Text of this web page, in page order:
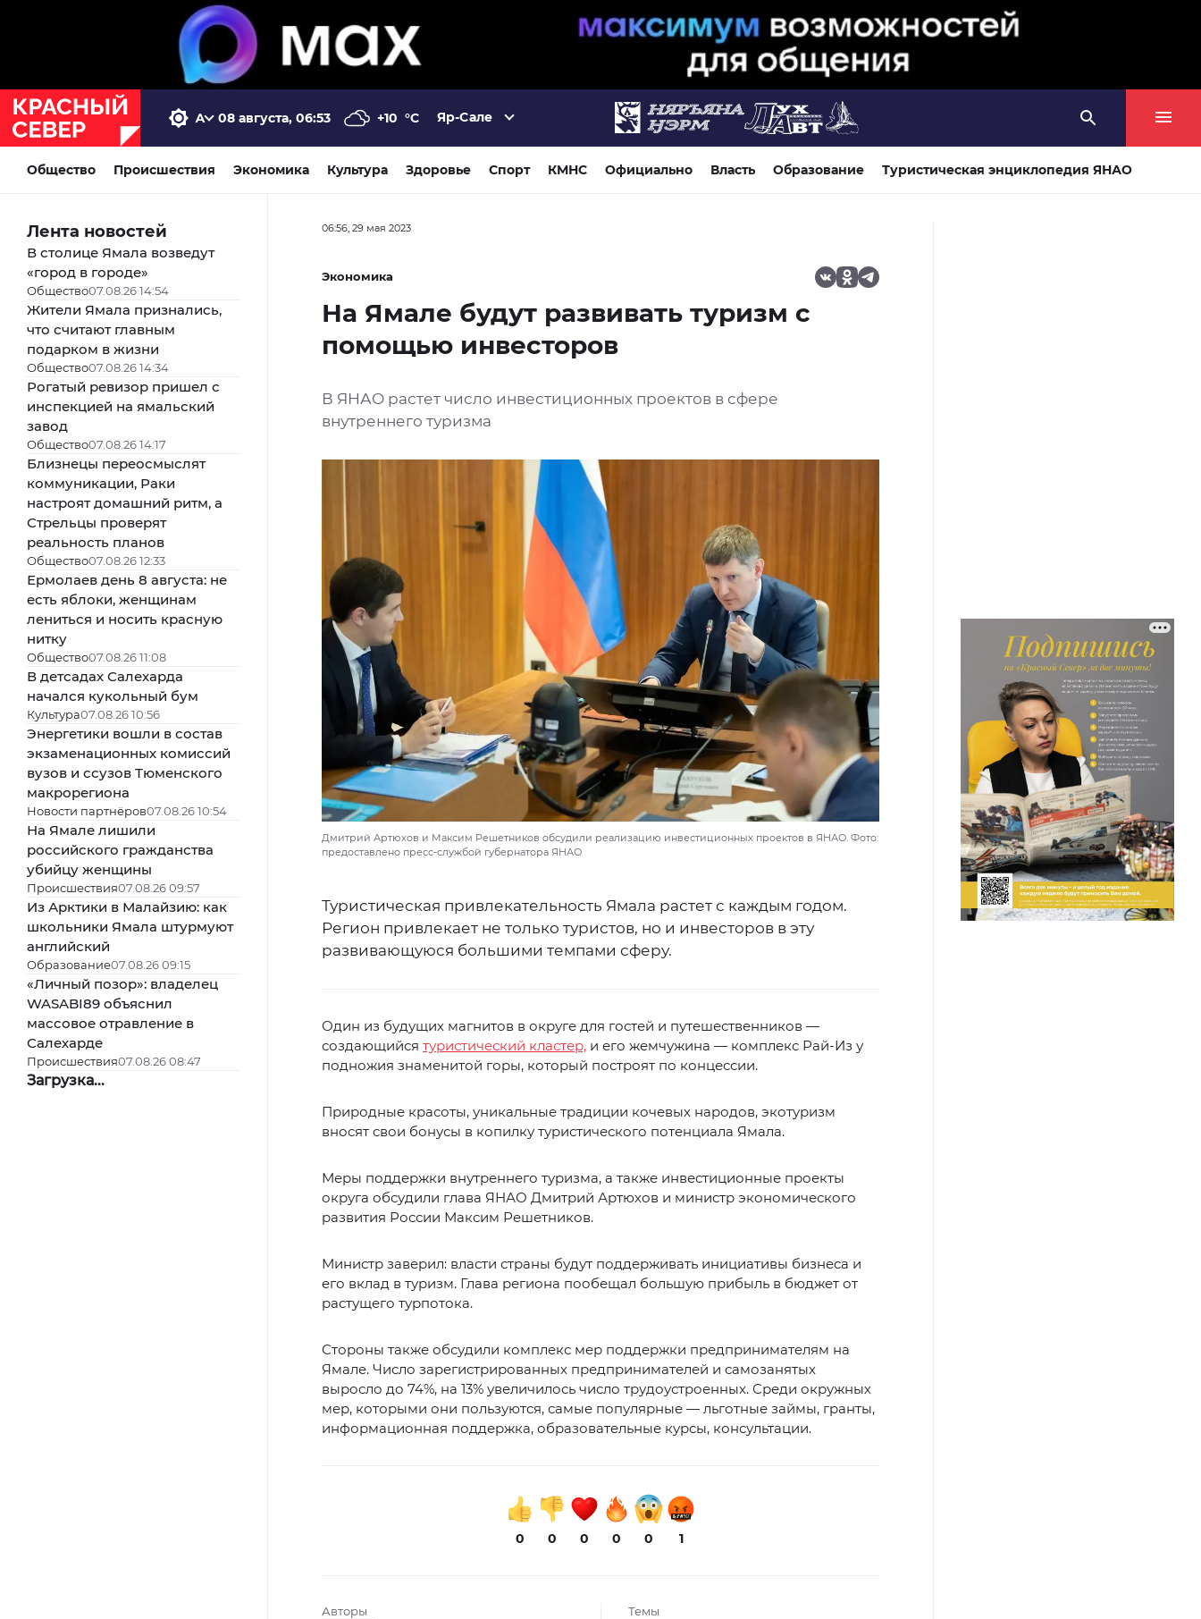
08 августа, 06:53 +10 °C Яр-Сале
Общество Происшествия Экономика Культура Здоровье Спорт КМНС Официально Власть Образование Туристическая энциклопедия ЯНАО
Лента новостей
В столице Ямала возведут
«город в городе»
Общество07.08.26 14:54
Жители Ямала признались,
что считают главным
подарком в жизни
Общество07.08.26 14:34
Рогатый ревизор пришел с
инспекцией на ямальский
завод
Общество07.08.26 14:17
Близнецы переосмыслят
коммуникации, Раки
настроят домашний ритм, а
Стрельцы проверят
реальность планов
Общество07.08.26 12:33
Ермолаев день 8 августа: не
есть яблоки, женщинам
лениться и носить красную
нитку
Общество07.08.26 11:08
В детсадах Салехарда
начался кукольный бум
Культура07.08.26 10:56
Энергетики вошли в состав
экзаменационных комиссий
вузов и ссузов Тюменского
макрорегиона
Новости партнёров07.08.26 10:54
На Ямале лишили
российского гражданства
убийцу женщины
Происшествия07.08.26 09:57
Из Арктики в Малайзию: как
школьники Ямала штурмуют
английский
Образование07.08.26 09:15
«Личный позор»: владелец
WASABI89 объяснил
массовое отравление в
Салехарде
Происшествия07.08.26 08:47
Загрузка...
06:56, 29 мая 2023
Экономика
На Ямале будут развивать туризм с
помощью инвесторов
В ЯНАО растет число инвестиционных проектов в сфере
внутреннего туризма
Дмитрий Артюхов и Максим Решетников обсудили реализацию инвестиционных проектов в ЯНАО. Фото:
предоставлено пресс-службой губернатора ЯНАО
Туристическая привлекательность Ямала растет с каждым годом.
Регион привлекает не только туристов, но и инвесторов в эту
развивающуюся большими темпами сферу.
Один из будущих магнитов в округе для гостей и путешественников —
создающийся туристический кластер, и его жемчужина — комплекс Рай-Из у
подножия знаменитой горы, который построят по концессии.
Природные красоты, уникальные традиции кочевых народов, экотуризм
вносят свои бонусы в копилку туристического потенциала Ямала.
Меры поддержки внутреннего туризма, а также инвестиционные проекты
округа обсудили глава ЯНАО Дмитрий Артюхов и министр экономического
развития России Максим Решетников.
Министр заверил: власти страны будут поддерживать инициативы бизнеса и
его вклад в туризм. Глава региона пообещал большую прибыль в бюджет от
растущего турпотока.
Стороны также обсудили комплекс мер поддержки предпринимателям на
Ямале. Число зарегистрированных предпринимателей и самозанятых
выросло до 74%, на 13% увеличилось число трудоустроенных. Среди окружных
мер, которыми они пользуются, самые популярные — льготные займы, гранты,
информационная поддержка, образовательные курсы, консультации.
0 0 0 0 0 1
Авторы Темы